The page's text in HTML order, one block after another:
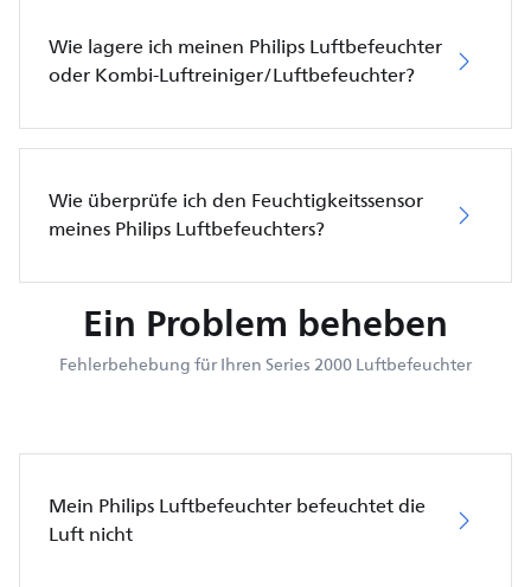
Wie lagere ich meinen Philips Luftbefeuchter
oder Kombi-Luftreiniger/Luftbefeuchter?
Wie überprüfe ich den Feuchtigkeitssensor
meines Philips Luftbefeuchters?
Ein Problem beheben
Fehlerbehebung für Ihren Series 2000 Luftbefeuchter
Mein Philips Luftbefeuchter befeuchtet die
Luft nicht